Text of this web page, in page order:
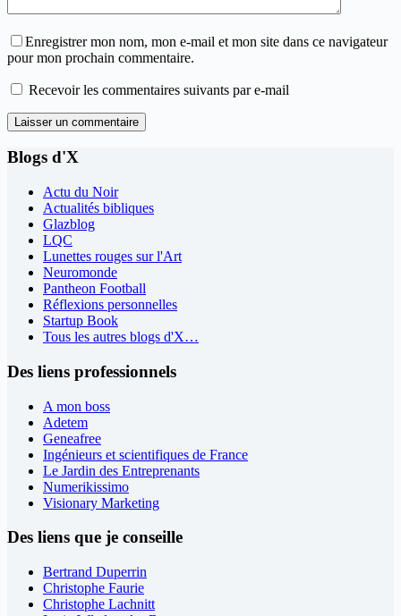
Enregistrer mon nom, mon e-mail et mon site dans ce navigateur
pour mon prochain commentaire.
Recevoir les commentaires suivants par e-mail
Laisser un commentaire
Blogs d'X
Actu du Noir
Actualités bibliques
Glazblog
LQC
Lunettes rouges sur l'Art
Neuromonde
Pantheon Football
Réflexions personnelles
Startup Book
Tous les autres blogs d'X…
Des liens professionnels
A mon boss
Adetem
Geneafree
Ingénieurs et scientifiques de France
Le Jardin des Entreprenants
Numerikissimo
Visionary Marketing
Des liens que je conseille
Bertrand Duperrin
Christophe Faurie
Christophe Lachnitt